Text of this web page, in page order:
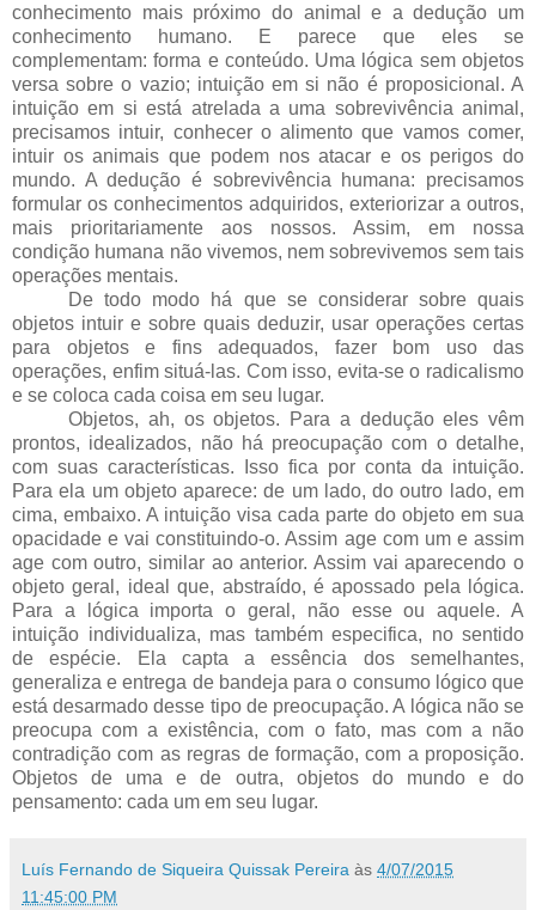
conhecimento mais próximo do animal e a dedução um
conhecimento humano. E parece que eles se
complementam: forma e conteúdo. Uma lógica sem objetos
versa sobre o vazio; intuição em si não é proposicional. A
intuição em si está atrelada a uma sobrevivência animal,
precisamos intuir, conhecer o alimento que vamos comer,
intuir os animais que podem nos atacar e os perigos do
mundo. A dedução é sobrevivência humana: precisamos
formular os conhecimentos adquiridos, exteriorizar a outros,
mais prioritariamente aos nossos. Assim, em nossa
condição humana não vivemos, nem sobrevivemos sem tais
operações mentais.
De todo modo há que se considerar sobre quais
objetos intuir e sobre quais deduzir, usar operações certas
para objetos e fins adequados, fazer bom uso das
operações, enfim situá-las. Com isso, evita-se o radicalismo
e se coloca cada coisa em seu lugar.
Objetos, ah, os objetos. Para a dedução eles vêm
prontos, idealizados, não há preocupação com o detalhe,
com suas características. Isso fica por conta da intuição.
Para ela um objeto aparece: de um lado, do outro lado, em
cima, embaixo. A intuição visa cada parte do objeto em sua
opacidade e vai constituindo-o. Assim age com um e assim
age com outro, similar ao anterior. Assim vai aparecendo o
objeto geral, ideal que, abstraído, é apossado pela lógica.
Para a lógica importa o geral, não esse ou aquele. A
intuição individualiza, mas também especifica, no sentido
de espécie. Ela capta a essência dos semelhantes,
generaliza e entrega de bandeja para o consumo lógico que
está desarmado desse tipo de preocupação. A lógica não se
preocupa com a existência, com o fato, mas com a não
contradição com as regras de formação, com a proposição.
Objetos de uma e de outra, objetos do mundo e do
pensamento: cada um em seu lugar.
Luís Fernando de Siqueira Quissak Pereira às 4/07/2015
11:45:00 PM